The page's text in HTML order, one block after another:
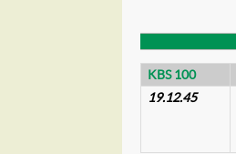
KBS 100
19.12.45